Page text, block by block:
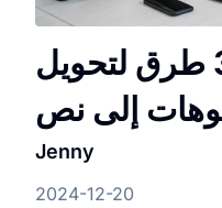
أفضل 3 طرق لتحويل
إلى نص
Jenny
2024-12-20